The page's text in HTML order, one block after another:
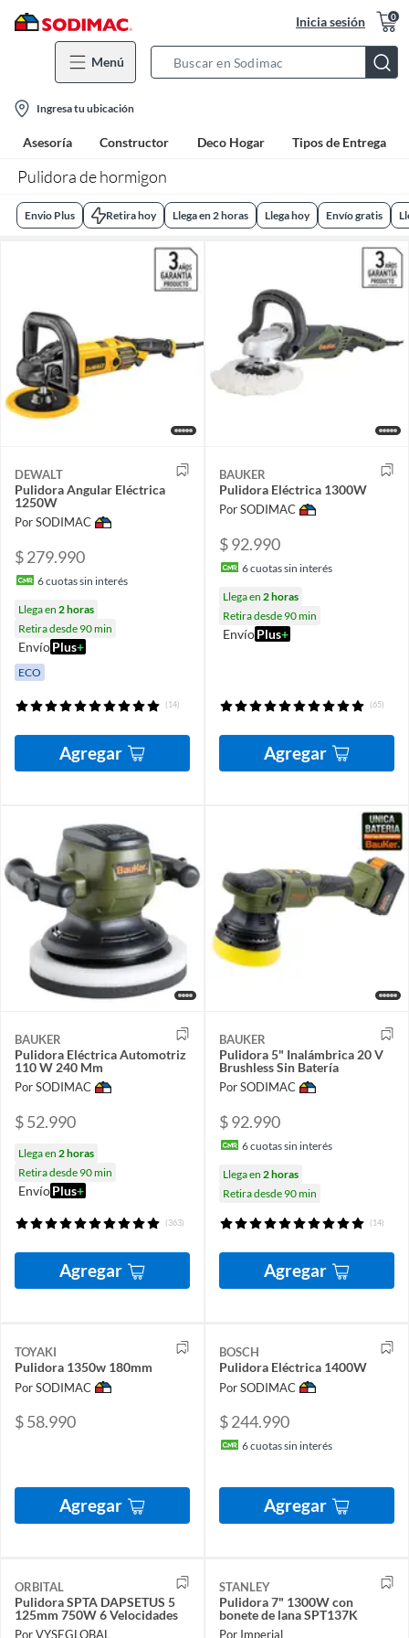
Inicia sesión 0
Menú
Bar
location-
icon
Ingresa tu ubicación
Asesoría Constructor Deco Hogar Tipos de Entrega
Pulidora de hormigon
Envio Plus Retira hoy Llega en 2 horas Llega hoy Envío gratis
DEWALT
Pulidora Angular Eléctrica
1250W
Por SODIMAC
$ 279.990
6cuotas sin interés
Llega en 2 horas
Retira desde 90 min
EnvíoPlus+
ECO
(14)
Agregar
BAUKER
Pulidora Eléctrica 1300W
Por SODIMAC
$ 92.990
6cuotas sin interés
Llega en 2 horas
Retira desde 90 min
EnvíoPlus+
(65)
Agregar
BAUKER
Pulidora Eléctrica Automotriz
110 W 240 Mm
Por SODIMAC
$ 52.990
Llega en 2 horas
Retira desde 90 min
EnvíoPlus+
(363)
Agregar
BAUKER
Pulidora 5" Inalámbrica 20 V
Brushless Sin Batería
Por SODIMAC
$ 92.990
6cuotas sin interés
Llega en 2 horas
Retira desde 90 min
(14)
Agregar
TOYAKI
Pulidora 1350w 180mm
Por SODIMAC
$ 58.990
Agregar
BOSCH
Pulidora Eléctrica 1400W
Por SODIMAC
$ 244.990
6cuotas sin interés
Agregar
ORBITAL
Pulidora SPTA DAPSETUS 5
125mm 750W 6 Velocidades
Por VYSEGLOBAL
STANLEY
Pulidora 7" 1300W con
bonete de lana SPT137K
Por Imperial